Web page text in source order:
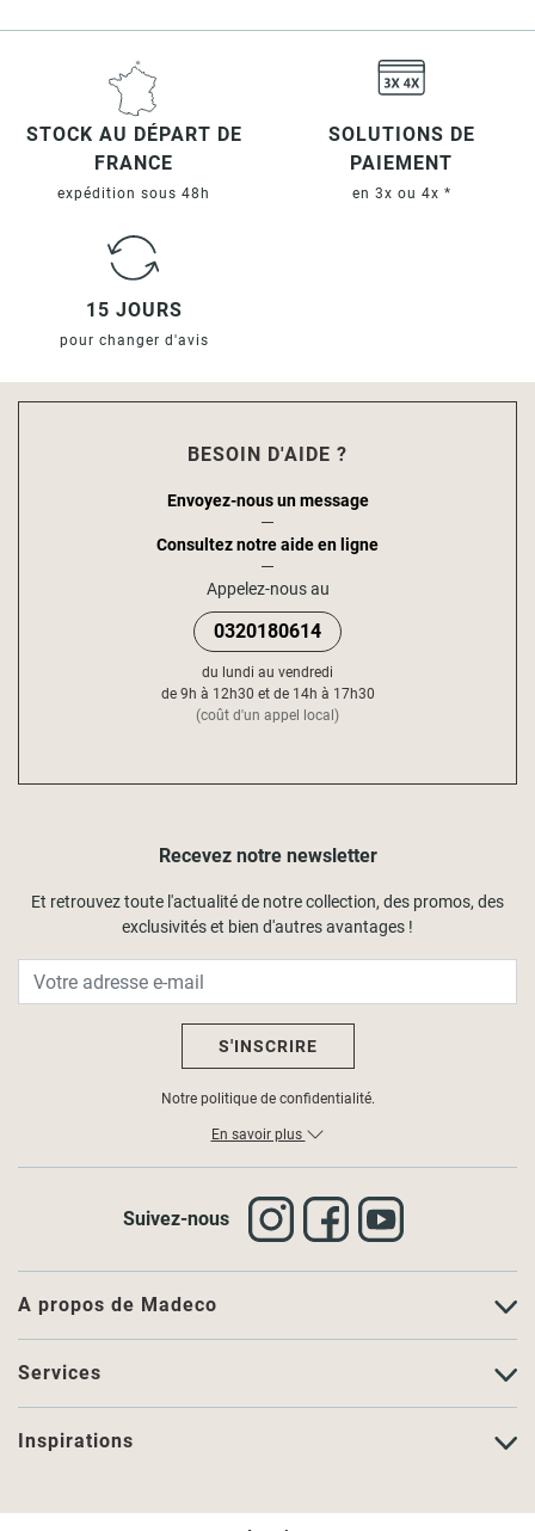
STOCK AU DÉPART DE
FRANCE
expédition sous 48h
SOLUTIONS DE
PAIEMENT
en 3x ou 4x *
15 JOURS
pour changer d'avis
A propos de Madeco
Services
Inspirations
Recevez notre newsletter
Et retrouvez toute l'actualité de notre collection, des promos, des
exclusivités et bien d'autres avantages !
S'INSCRIRE
Notre politique de confidentialité.
En savoir plus
Suivez-nous
BESOIN D'AIDE ?
Envoyez-nous un message
Consultez notre aide en ligne
Appelez-nous au
0320180614
du lundi au vendredi
de 9h à 12h30 et de 14h à 17h30
(coût d'un appel local)